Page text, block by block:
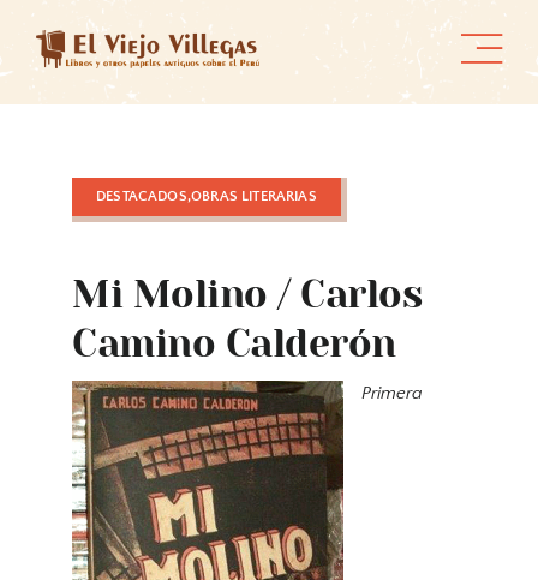
content
DESTACADOS,OBRAS LITERARIAS
Mi Molino / Carlos
Camino Calderón
Primera